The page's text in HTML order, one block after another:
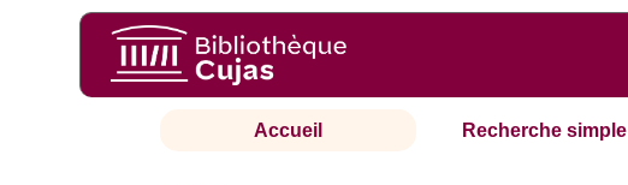
Accueil Recherche simple